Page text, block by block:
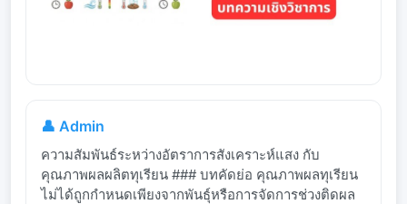
👤 Admin
ความสัมพันธ์ระหว่างอัตราการสังเคราะห์แสง กับ
คุณภาพผลผลิตทุเรียน ### บทคัดย่อ คุณภาพผลทุเรียน
ไม่ได้ถูกกำหนดเพียงจากพันธุ์หรือการจัดการช่วงติดผล